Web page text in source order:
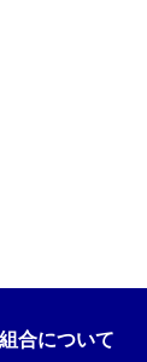
合について